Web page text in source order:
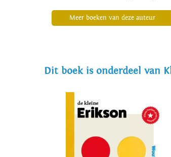
Meer boeken van deze auteur
Dit boek is onderdeel van